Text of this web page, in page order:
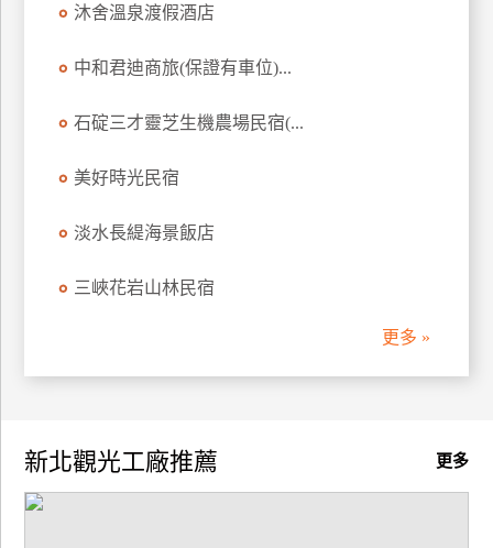
飯
作
沐舍溫泉渡假酒店
中和君迪商旅(保證有車位)...
石碇三才靈芝生機農場民宿(...
美好時光民宿
淡水長緹海景飯店
三峽花岩山林民宿
更多 »
更多
新北觀光工廠推薦